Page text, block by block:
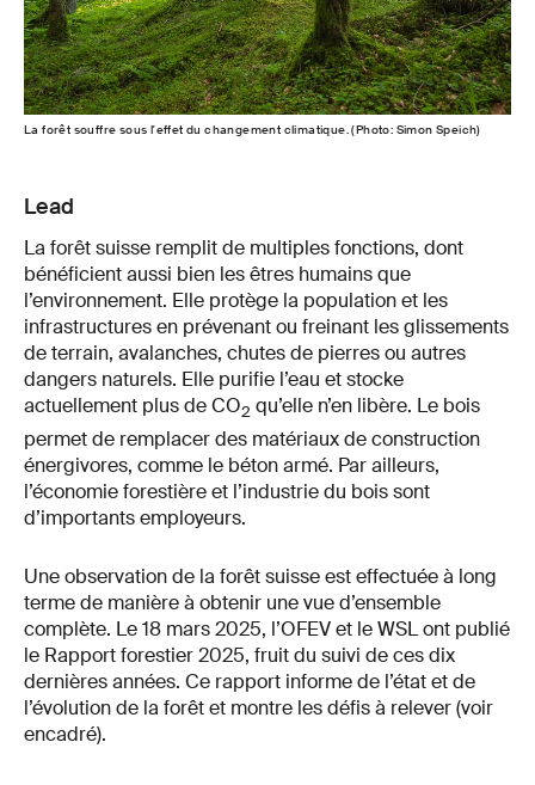
La forêt souffre sous l'effet du changement climatique. (Photo: Simon Speich)
Lead
La forêt suisse remplit de multiples fonctions, dont
bénéficient aussi bien les êtres humains que
l’environnement. Elle protège la population et les
infrastructures en prévenant ou freinant les glissements
de terrain, avalanches, chutes de pierres ou autres
dangers naturels. Elle purifie l’eau et stocke
actuellement plus de CO2 qu’elle n’en libère. Le bois
permet de remplacer des matériaux de construction
énergivores, comme le béton armé. Par ailleurs,
l’économie forestière et l’industrie du bois sont
d’importants employeurs.
Une observation de la forêt suisse est effectuée à long
terme de manière à obtenir une vue d’ensemble
complète. Le 18 mars 2025, l’OFEV et le WSL ont publié
le Rapport forestier 2025, fruit du suivi de ces dix
dernières années. Ce rapport informe de l’état et de
l’évolution de la forêt et montre les défis à relever (voir
encadré).